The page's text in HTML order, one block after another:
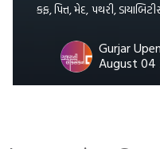
કફ, પિત્ત, મેદ, પથરી,
Gurjar
August 04